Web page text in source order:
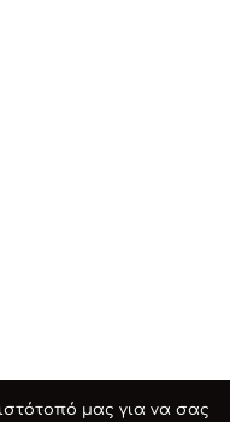
μας για να σας